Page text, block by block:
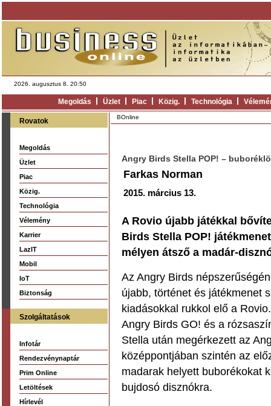
2026. augusztus 8. 20:50
Megoldás Üzlet Piac Közig. Technológia
Rovatok
Megoldás
Üzlet
Piac
Közig.
Technológia
Vélemény
Karrier
LazIT
Mobil
IoT
Biztonság
Szolgáltatások
Infotár
Rendezvénynaptár
Prim Online
Letöltések
Hírlevél
BOnline
Angry Birds Stella POP! –
Farkas Norman
2015. március 13.
A Rovio újabb játékkal
Birds Stella POP!
mélyen átsző a madár-
Az Angry Birds
újabb, történet és játékmenet
kiadásokkal rukkol elő a
Angry Birds GO! és a
Stella után megérkezett az
középpontjában szintén az
madarak helyett buborékokat
bujdosó disznókra.